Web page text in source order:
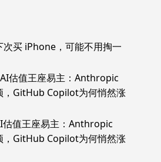
次买 iPhone，可能不用掏一
AI估值王座易主：Anthropic
，GitHub Copilot为何悄然涨
估值王座易主：Anthropic
，GitHub Copilot为何悄然涨